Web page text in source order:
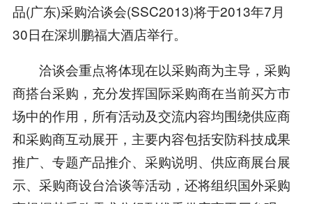
品(广东)采购洽谈会(SSC2013)将于2013年7月
30日在深圳鹏福大酒店举行。
洽谈会重点将体现在以采购商为主导，采购
商搭台采购，充分发挥国际采购商在当前买方市
场中的作用，所有活动及交流内容均围绕供应商
和采购商互动展开，主要内容包括安防科技成果
推广、专题产品推介、采购说明、供应商展台展
示、采购商设台洽谈等活动，还将组织国外采购